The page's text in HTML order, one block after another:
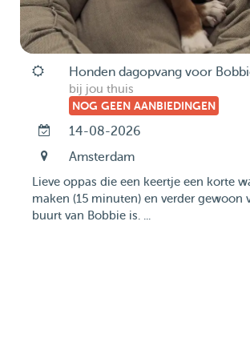
Honden dagopvang voor
bij jou thuis
NOG GEEN AANBIEDINGEN
14-08-2026
Amsterdam
Lieve oppas die een keertje een korte
maken (15 minuten) en verder gewoon
buurt van Bobbie is. ...